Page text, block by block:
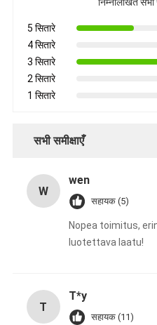
5 सितारे
4 सितारे
3 सितारे
2 सितारे
1 सितारे
सभी समीक्षाएँ
W
wen
सहायक (5)
Nopea toimitus,
luotettava laatu!
T
T*y
सहायक (11)